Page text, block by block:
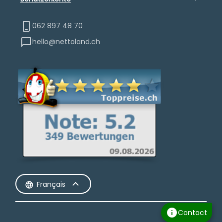
062 897 48 70
hello@nettoland.ch
Français
infoContact